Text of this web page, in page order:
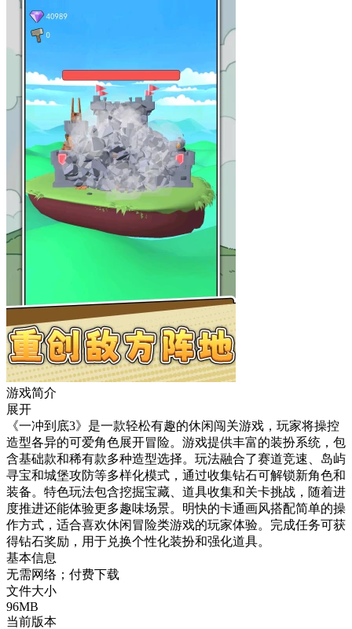
游戏简介
展开
《一冲到底3》是一款轻松有趣的休闲闯关游戏，玩家将操控
造型各异的可爱角色展开冒险。游戏提供丰富的装扮系统，包
含基础款和稀有款多种造型选择。玩法融合了赛道竞速、岛屿
寻宝和城堡攻防等多样化模式，通过收集钻石可解锁新角色和
装备。特色玩法包含挖掘宝藏、道具收集和关卡挑战，随着进
度推进还能体验更多趣味场景。明快的卡通画风搭配简单的操
作方式，适合喜欢休闲冒险类游戏的玩家体验。完成任务可获
得钻石奖励，用于兑换个性化装扮和强化道具。
基本信息
无需网络；付费下载
文件大小
96MB
当前版本